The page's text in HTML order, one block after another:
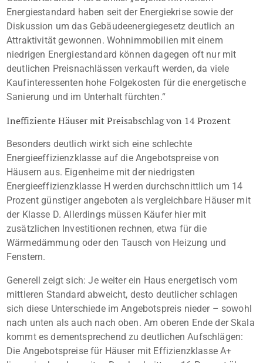
Energiestandard haben seit der Energiekrise sowie der
Diskussion um das Gebäudeenergiegesetz deutlich an
Attraktivität gewonnen. Wohnimmobilien mit einem
niedrigen Energiestandard können dagegen oft nur mit
deutlichen Preisnachlässen verkauft werden, da viele
Kaufinteressenten hohe Folgekosten für die energetische
Sanierung und im Unterhalt fürchten.“
Ineffiziente Häuser mit Preisabschlag von 14 Prozent
Besonders deutlich wirkt sich eine schlechte
Energieeffizienzklasse auf die Angebotspreise von
Häusern aus. Eigenheime mit der niedrigsten
Energieeffizienzklasse H werden durchschnittlich um 14
Prozent günstiger angeboten als vergleichbare Häuser mit
der Klasse D. Allerdings müssen Käufer hier mit
zusätzlichen Investitionen rechnen, etwa für die
Wärmedämmung oder den Tausch von Heizung und
Fenstern.
Generell zeigt sich: Je weiter ein Haus energetisch vom
mittleren Standard abweicht, desto deutlicher schlagen
sich diese Unterschiede im Angebotspreis nieder – sowohl
nach unten als auch nach oben. Am oberen Ende der Skala
kommt es dementsprechend zu deutlichen Aufschlägen:
Die Angebotspreise für Häuser mit Effizienzklasse A+